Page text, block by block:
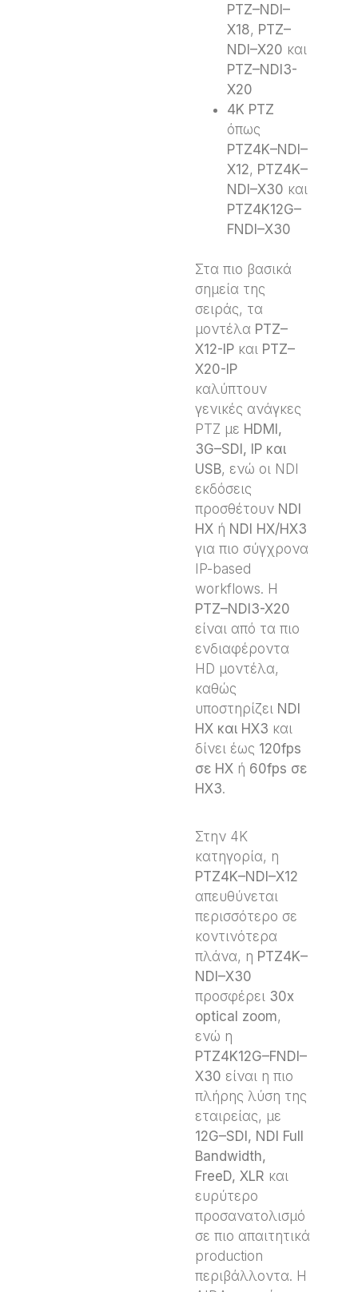
PTZ–NDI–
X18, PTZ–
NDI–X20 και
PTZ–NDI3-
X20
4K PTZ
όπως
PTZ4K–NDI–
X12, PTZ4K–
NDI–X30 και
PTZ4K12G–
FNDI–X30
Στα πιο βασικά
σημεία της
σειράς, τα
μοντέλα PTZ–
X12-IP και PTZ–
X20-IP
καλύπτουν
γενικές ανάγκες
PTZ με HDMI,
3G–SDI, IP και
USB, ενώ οι NDI
εκδόσεις
προσθέτουν NDI
HX ή NDI HX/HX3
για πιο σύγχρονα
IP-based
workflows. Η
PTZ–NDI3-X20
είναι από τα πιο
ενδιαφέροντα
HD μοντέλα,
καθώς
υποστηρίζει NDI
HX και HX3 και
δίνει έως 120fps
σε HX ή 60fps σε
HX3.
Στην 4K
κατηγορία, η
PTZ4K–NDI–X12
απευθύνεται
περισσότερο σε
κοντινότερα
πλάνα, η PTZ4K–
NDI–X30
προσφέρει 30x
optical zoom,
ενώ η
PTZ4K12G–FNDI–
X30 είναι η πιο
πλήρης λύση της
εταιρείας, με
12G–SDI, NDI Full
Bandwidth,
FreeD, XLR και
ευρύτερο
προσανατολισμό
σε πιο απαιτητικά
production
περιβάλλοντα. Η